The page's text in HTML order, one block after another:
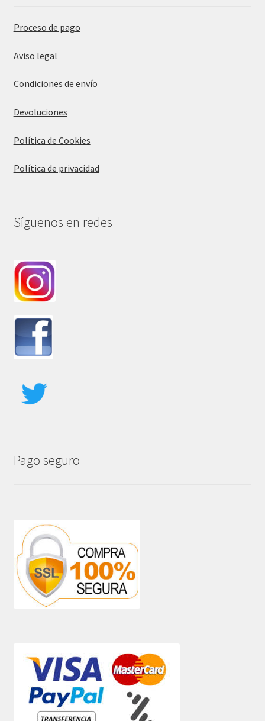
Proceso de pago
Aviso legal
Condiciones de envío
Devoluciones
Política de Cookies
Política de privacidad
Síguenos en redes
Pago seguro